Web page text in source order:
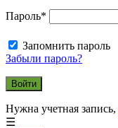
Пароль*
Запомнить пароль
Забыли пароль?
Нужна учетная запись,